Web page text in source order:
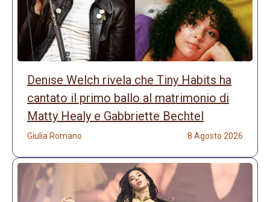
Denise Welch rivela che Tiny Habits ha
cantato il primo ballo al matrimonio di
Matty Healy e Gabbriette Bechtel
Giulia Romano 8 Agosto 2026